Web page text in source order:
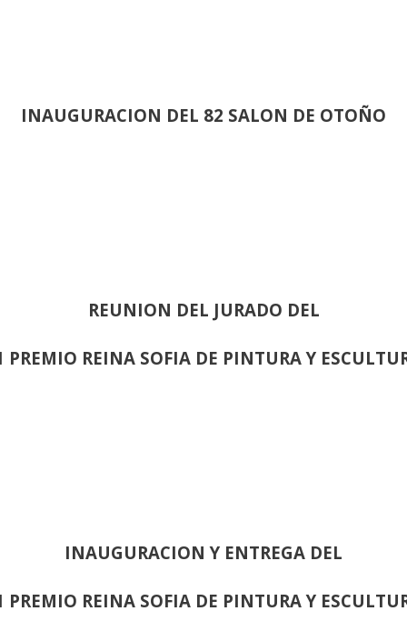
INAUGURACION DEL 82 SALON DE OTOÑO
REUNION DEL JURADO DEL
PREMIO REINA SOFIA DE PINTURA Y
INAUGURACION Y ENTREGA DEL
PREMIO REINA SOFIA DE PINTURA Y